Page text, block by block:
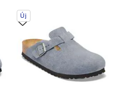
A
színpalettával
való
interakció
frissíti
termékképet
Új